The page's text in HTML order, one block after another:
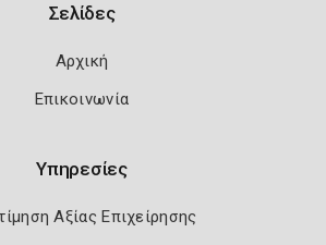
Σελίδες
Αρχική
Επικοινωνία
Υπηρεσίες
Αξίας Επιχείρησης